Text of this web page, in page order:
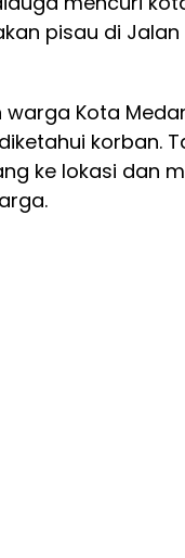
pisau di Jalan
warga Kota
korban.
ke lokasi dan